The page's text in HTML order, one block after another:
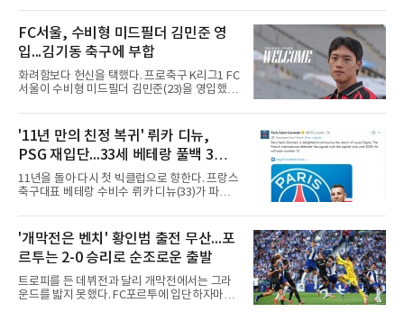
해는 리비아 1부 알아흘리 트리폴리에서 뛰었
다. 2024년부터 시리아 국가대표로
스티아누 호날두와 함께한다.사우디 프로리그
디펜딩 챔피언 알나스르는 9일(현지시간) 스페
인 라리가 마요르카에서 코스타를 영입했다고
발표했다. 구단은 사회관계망서비스(SNS)에 여
정이 시작된다며, 전투에서 승리한 기사가 갑옷
을 벗자 팀 유니폼을 입은 코스타가 나타나는 영
상을 함께 올렸다. 마요르카도 이적 합의를 알리
서 프로에 데뷔한 2000년생 수비형 미드필더인
그는 UD 알메리아(스페인)를 거
FC서울, 수비형 미드필더 김민준 영
입...김기동 축구에 부합
화려함보다 헌신을 택했다. 프로축구 K리그1 FC
서울이 수비형 미드필더 김민준(23)을 영입했다
은 대학 무대를 지나 최근 K4리그 서산 파이오니
아FC에서 뛰었다. 180㎝의 신장을 갖춘 그에 대
해 서울 구단은 활동량과 기동력, 중원에서 공수
균형을 잡아주는 플레이가 강점이라고 설명했
다.영입 배경은 감독의 축구 색깔과 맞닿아 있다.
서울은 화려하지 않아도 끊임없이 움직이며 팀
에 헌신하는 김민준의 플레이를 높이 샀다. 많은
니라 성장 가능성까지 고려해 영입을 결정했다.
효과도 기대된다. K리그1
'11년 만의 친정 복귀' 뤼카 디뉴,
PSG 재입단...33세 베테랑 풀백 3년
계약
11년을 돌아 다시 첫 빅클럽으로 향한다. 프랑스
축구대표 베테랑 수비수 뤼카 디뉴(33)가 파리
10일(한국시간) 애스턴 빌라(잉글랜드)에서 뛰
어온 디뉴를 재영입했다고 발표했다. 계약 기간
은 2029년까지 3년이며, 등번호는 12번이다. 구
체적인 이적료는 공개되지 않았으나 영국 BBC
는 PSG가 왼쪽 풀백 디뉴의 바이아웃인 850만
파운드(약 162억원)를 애스턴 빌라에 지불하기
로 했다고 전했다.돌아오는 길은 길었다. 프랑스
'개막전은 벤치' 황인범 출전 무산...포
르투는 2-0 승리로 순조로운 출발
트로피를 든 데뷔전과 달리 개막전에서는 그라
운드를 밟지 못했다. FC포르투에 입단하자마자